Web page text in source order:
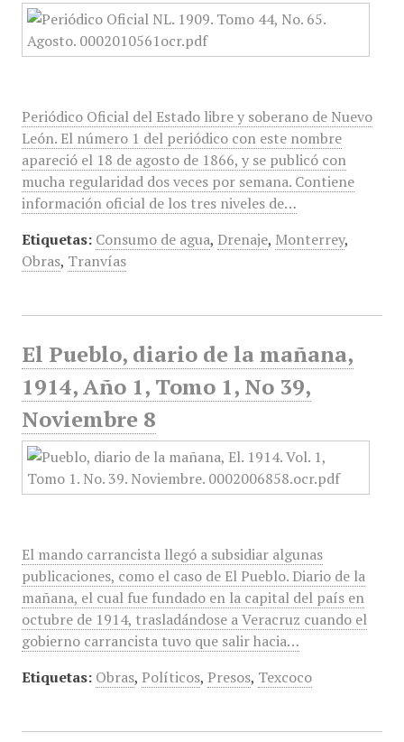
Periódico Oficial del Estado libre y soberano de Nuevo
León. El número 1 del periódico con este nombre
apareció el 18 de agosto de 1866, y se publicó con
mucha regularidad dos veces por semana. Contiene
información oficial de los tres niveles de…
Etiquetas: Consumo de agua, Drenaje, Monterrey,
Obras, Tranvías
El Pueblo, diario de la mañana,
1914, Año 1, Tomo 1, No 39,
Noviembre 8
El mando carrancista llegó a subsidiar algunas
publicaciones, como el caso de El Pueblo. Diario de la
mañana, el cual fue fundado en la capital del país en
octubre de 1914, trasladándose a Veracruz cuando el
gobierno carrancista tuvo que salir hacia…
Etiquetas: Obras, Políticos, Presos, Texcoco